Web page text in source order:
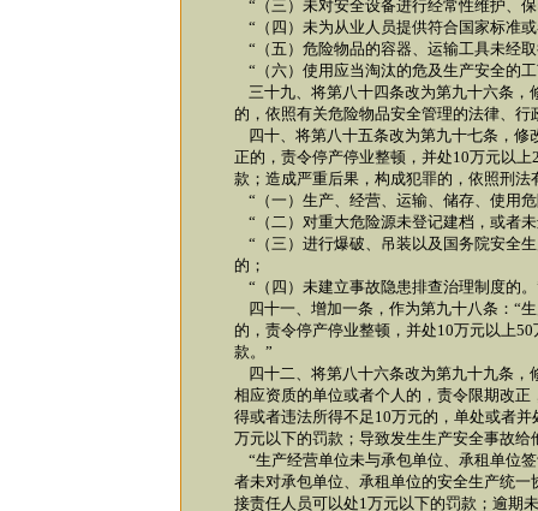
“（三）未对安全设备进行经常性维护、
“（四）未为从业人员提供符合国家标准
“（五）危险物品的容器、运输工具未经
“（六）使用应当淘汰的危及生产安全的
三十九、将第八十四条改为第九十六条，
的，依照有关危险物品安全管理的法律、
四十、将第八十五条改为第九十七条，修
正的，责令停产停业整顿，并处10万元以
款；造成严重后果，构成犯罪的，依照刑法
“（一）生产、经营、运输、储存、使用
“（二）对重大危险源未登记建档，或者
“（三）进行爆破、吊装以及国务院安全
的；
“（四）未建立事故隐患排查治理制度的。
四十一、增加一条，作为第九十八条：“
的，责令停产停业整顿，并处10万元以上
款。”
四十二、将第八十六条改为第九十九条，
相应资质的单位或者个人的，责令限期改
得或者违法所得不足10万元的，单处或者
万元以下的罚款；导致发生生产安全事故
“生产经营单位未与承包单位、承租单位
者未对承包单位、承租单位的安全生产统
接责任人员可以处1万元以下的罚款；逾期